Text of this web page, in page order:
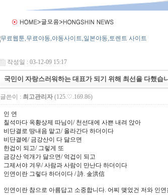
작성일 : 03-12-09 15:17
국민이 자랑스러워하는 대표가 되기 위해 최선을 다했습
글쓴이 : 최고관리자(125.♡.169.86)
인 연
칠석마다 옥황상제 따님이/ 천선대에 사쁜 내려 앉아
비단결로 땅내음 맡고/ 올라간다 하더이다
비단결에/ 금강산이 다 닳으면
한겁이 되고/ 그렇게 또
금강산 억개가 닳으면/ 억겁이 되고
그제서야 겨우/ 사람과 사람이 만난다 하더이다
인연이란 그렇다 하더이다 / 詩. 金洪信
인연이란 참으로 아름답고 소중합니다. 어찌 맺었건 저와 인